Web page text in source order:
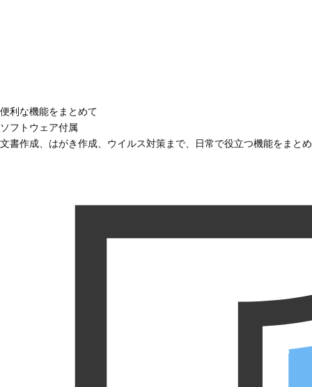
便利な機能をまとめて
ソフトウェア付属
文書作成、はがき作成、ウイルス対策まで、日常で役立つ機能をまと